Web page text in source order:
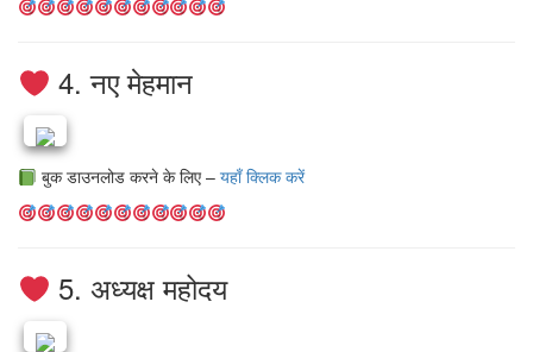
4. नए मेहमान
बुक डाउनलोड करने के लिए – यहाँ क्लिक करें
5. अध्यक्ष महोदय